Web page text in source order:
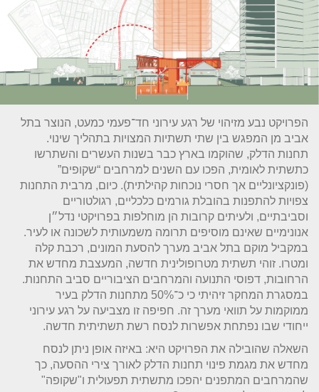
הפרויקט נבע מזיהוי של רגע עירוני חד־פעמי כמעט, הנוצר בתל
אביב מן המפגש בין שתי תשתיות המצויות בתהליך שינוי.
תחנות הדלק, שהוקמו בארץ כבר בשנות העשרים והשתרשו
כתשתית לאומית, הפכו עם השנים למרחבים “שקופים”
(פונקציונליים אך חסרי נוכחות קהילתית). כיום, מרבית התחנות
צפויות להתפנות בהובלת גורמים כלכליים, רגולטוריים
וסביבתיים, ולעיתים קרובות הן מוחלפות בפרויקטי נדל״ן
אנונימיים שאינם מוסיפים תרומה משמעותית לשכונה או לעיר.
במקביל מוקם בתל אביב מערך להסעת המונים, רכבת קלה
ומטרו. זוהי תשתית מטרופולינית חדשה, המעצבת מחדש את
הרחובות, דפוסי התנועה והמרחבים הציבוריים סביב התחנות.
במסגרת המחקר זיהיתי כי כ־50% מתחנות הדלק בעיר
ממוקמות על תוואי מערך זה. חפיפה זו מצביעה על רגע עירוני
ייחודי שבו נפתחת אפשרות לנסח רשת תשתיתית חדשה.
השאלה שהובילה את הפרויקט היא: באיזה אופן ניתן לנסח
מחדש את מגמת פינוי תחנות הדלק לאורך צירי ההסעה, כך
שהמרחבים המתפנים יהפכו מתשתית תפעולית ו"שקופה"